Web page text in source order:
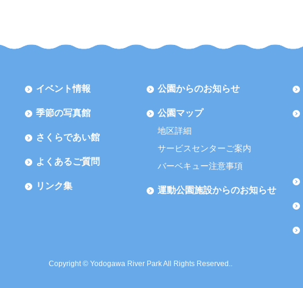
イベント情報
季節の写真館
さくらであい館
よくあるご質問
リンク集
公園からのお知らせ
公園マップ
地区詳細
サービスセンターご案内
バーベキュー注意事項
運動公園施設からのお知らせ
Copyright © Yodogawa River Park All Rights Reserved..